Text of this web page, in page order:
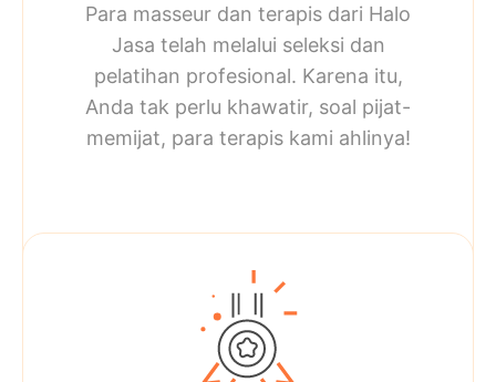
Para masseur dan terapis dari Halo
Jasa telah melalui seleksi dan
pelatihan profesional. Karena itu,
Anda tak perlu khawatir, soal pijat-
memijat, para terapis kami ahlinya!